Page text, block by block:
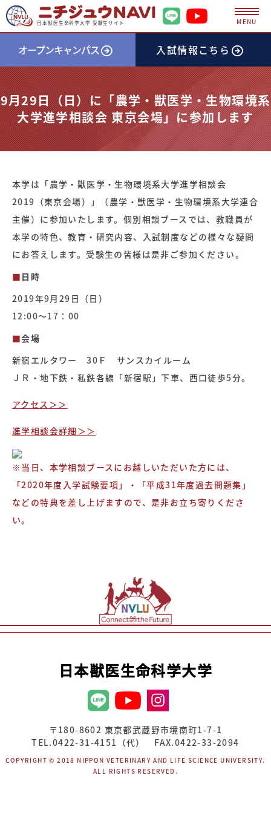
日本獣医生命科学大学 受験生サイト MENU
オープンキャンパス 入試情報こちら
9月29日（日）に「農学・獣医学・生物環境系
大学進学相談会 東京会場」に参加します
本学は「農学・獣医学・生物環境系大学進学相談会
2019（東京会場）」（農学・獣医学・生物環境系大学連合
主催）に参加いたします。個別相談ブースでは、教職員が
本学の特色、教育・研究内容、入試制度などの様々な疑問
にお答えします。受験生の皆様は是非ご参加ください。
■ 日時
2019年9月29日（日）
12:00～17：00
■会場
新宿エルタワー 30Ｆ サンスカイルーム
ＪＲ・地下鉄・私鉄各線「新宿駅」下車、西口徒歩5分。
アクセス＞＞
進学相談会詳細＞＞
※当日、本学相談ブースにお越しいただいた方には、
「2020年度入学試験要項」・「平成31年度過去問題集」
などの特典を差し上げますので、是非お立ち寄りくださ
い。
日本獣医生命科学大学
〒180-8602 東京都武蔵野市境南町1-7-1
TEL.0422-31-4151（代） FAX.0422-33-2094
COPYRIGHT © 2018 NIPPON VETERINARY AND LIFE SCIENCE UNIVERSITY.
ALL RIGHTS RESERVED.